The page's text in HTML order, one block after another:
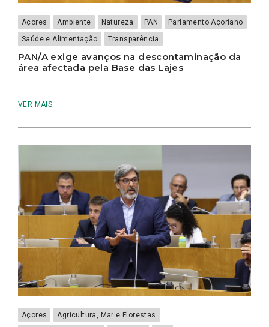
Açores Ambiente Natureza PAN
Parlamento Açoriano
Saúde e Alimentação
Transparência
PAN/A exige avanços na descontaminação da
área afectada pela Base das Lajes
VER MAIS
Açores
Agricultura, Mar e Florestas